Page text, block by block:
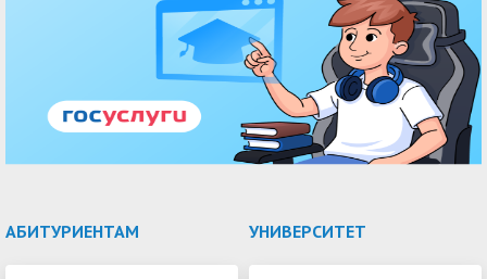
АБИТУРИЕНТАМ УНИВЕРСИТЕТ